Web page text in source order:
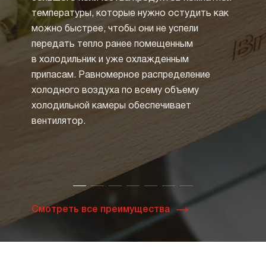
температуры, которые нужно остудить как
можно быстрее, чтобы они не успели
передать тепло ранее помещенным
в холодильник и уже охлажденным
припасам. Равномерное распределение
холодного воздуха по всему объему
холодильной камеры обеспечивает
вентилятор.
от
Смотреть все преимущества